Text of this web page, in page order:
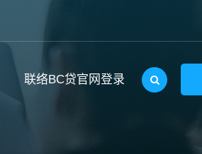
联络BC贷官网登录